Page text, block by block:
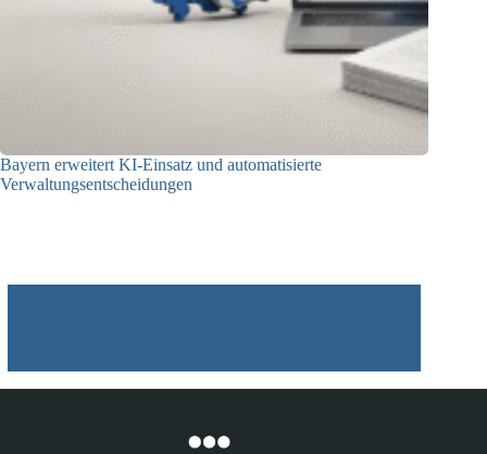
Bayern erweitert KI-Einsatz und automatisierte
Verwaltungsentscheidungen